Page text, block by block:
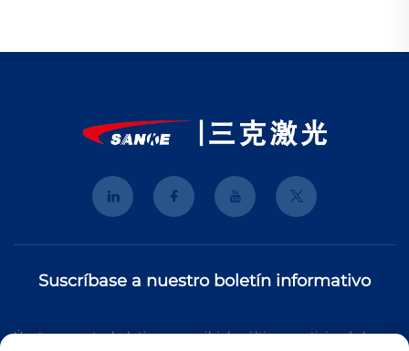
Suscríbase a nuestro boletín informativo
Únete a nuestro boletín para recibir las últimas noticias de la